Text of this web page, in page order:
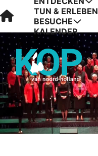
Visit Kop van Holland
TUN & ERLEBEN
BESUCHE
KALENDER